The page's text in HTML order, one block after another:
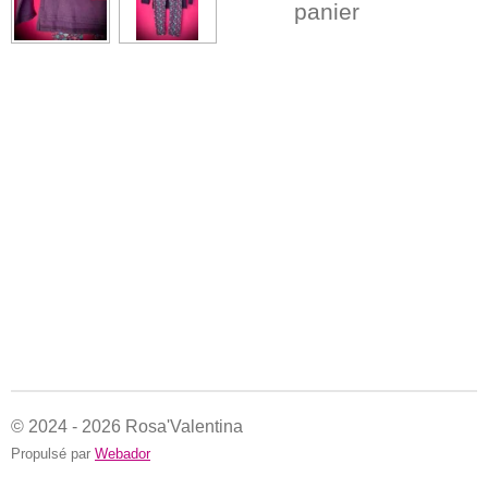
panier
© 2024 - 2026 Rosa'Valentina
Propulsé par Webador